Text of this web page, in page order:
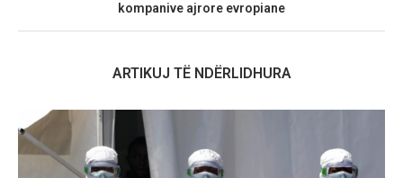
kompanive ajrore evropiane
ARTIKUJ TË NDËRLIDHURA